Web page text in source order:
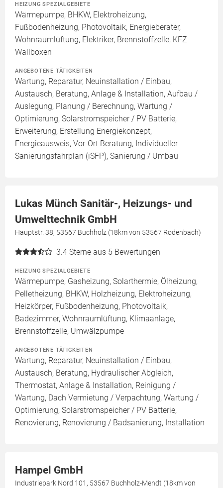
HEIZUNG SPEZIALGEBIETE
Wärmepumpe, BHKW, Elektroheizung,
Fußbodenheizung, Photovoltaik, Energieberater,
Wohnraumlüftung, Elektriker, Brennstoffzelle, KFZ
Wallboxen
ANGEBOTENE TÄTIGKEITEN
Wartung, Reparatur, Neuinstallation / Einbau,
Austausch, Beratung, Anlage & Installation, Aufbau /
Auslegung, Planung / Berechnung, Wartung /
Optimierung, Solarstromspeicher / PV Batterie,
Erweiterung, Erstellung Energiekonzept,
Energieausweis, Vor-Ort Beratung, Individueller
Sanierungsfahrplan (iSFP), Sanierung / Umbau
Lukas Münch Sanitär-, Heizungs- und
Umwelttechnik GmbH
Hauptstr. 38, 53567 Buchholz (18km von 53567 Rodenbach)
3.4 Sterne aus 5 Bewertungen
HEIZUNG SPEZIALGEBIETE
Wärmepumpe, Gasheizung, Solarthermie, Ölheizung,
Pelletheizung, BHKW, Holzheizung, Elektroheizung,
Heizkörper, Fußbodenheizung, Photovoltaik,
Badezimmer, Wohnraumlüftung, Klimaanlage,
Brennstoffzelle, Umwälzpumpe
ANGEBOTENE TÄTIGKEITEN
Wartung, Reparatur, Neuinstallation / Einbau,
Austausch, Beratung, Hydraulischer Abgleich,
Thermostat, Anlage & Installation, Reinigung /
Wartung, Dach Vermietung / Verpachtung, Wartung /
Optimierung, Solarstromspeicher / PV Batterie,
Renovierung, Renovierung / Badsanierung, Installation
Hampel GmbH
Industriepark Nord 101, 53567 Buchholz-Mendt (18km von